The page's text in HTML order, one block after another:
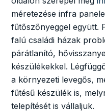
méretezése infra
fűtőszőnyeggel együtt.
falú családi házak
párátlanító,
készülékekkel.
a környezeti levegős,
fűtésű készülék is,
telepítését is vállaljuk.